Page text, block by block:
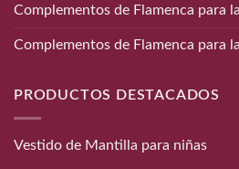
Complementos de Flamenca para
Complementos de Flamenca para
PRODUCTOS DESTACADOS
Vestido de Mantilla para niñas